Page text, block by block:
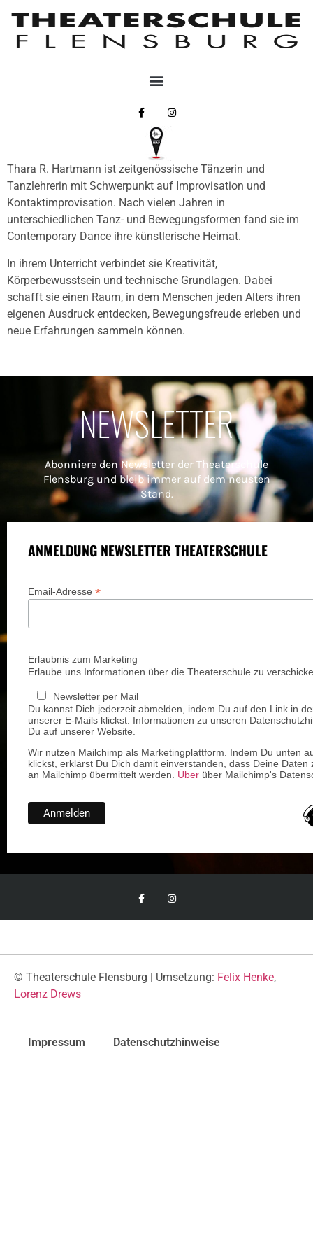
Thara R. Hartmann ist zeitgenössische Tänzerin und
Tanzlehrerin mit Schwerpunkt auf Improvisation und
Kontaktimprovisation. Nach vielen Jahren in
unterschiedlichen Tanz- und Bewegungsformen fand sie im
Contemporary Dance ihre künstlerische Heimat.
In ihrem Unterricht verbindet sie Kreativität,
Körperbewusstsein und technische Grundlagen. Dabei
schafft sie einen Raum, in dem Menschen jeden Alters ihren
eigenen Ausdruck entdecken, Bewegungsfreude erleben und
neue Erfahrungen sammeln können.
NEWSLETTER
Abonniere den Newsletter der Theaterschule
Flensburg und bleib immer auf dem neusten
Stand.
ANMELDUNG NEWSLETTER THEATERSCHULE
Email-Adresse *
Erlaubnis zum Marketing
Erlaube uns Informationen über die Theaterschule zu
Newsletter per Mail
Du kannst Dich jederzeit abmelden, indem Du auf den Link in
unserer E-Mails klickst. Informationen zu unseren
Du auf unserer Website.
Wir nutzen Mailchimp als Marketingplattform. Indem Du unten
klickst, erklärst Du Dich damit einverstanden, dass Deine Daten
an Mailchimp übermittelt werden. Über über Mailchimp's
© Theaterschule Flensburg | Umsetzung: Felix Henke,
Lorenz Drews
Impressum Datenschutzhinweise